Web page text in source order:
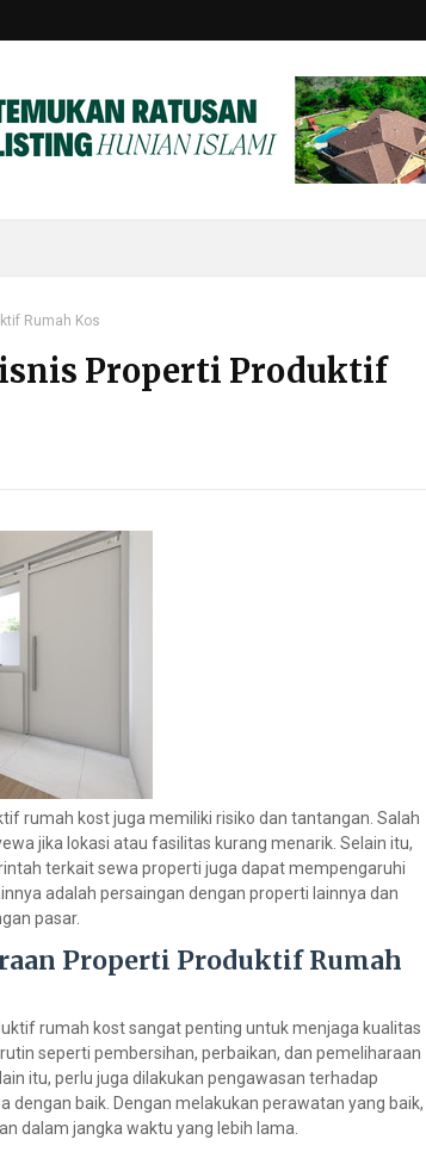
Rumah Kos
Properti Produktif
rumah kost juga memiliki risiko dan tantangan. Salah
jika lokasi atau fasilitas kurang menarik. Selain itu,
terkait sewa properti juga dapat mempengaruhi
adalah persaingan dengan properti lainnya dan
pasar.
Properti Produktif Rumah
rumah kost sangat penting untuk menjaga kualitas
seperti pembersihan, perbaikan, dan pemeliharaan
itu, perlu juga dilakukan pengawasan terhadap
baik. Dengan melakukan perawatan yang baik,
dalam jangka waktu yang lebih lama.